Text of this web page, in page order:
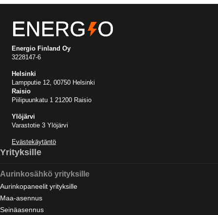
Energio Finland Oy
3228147-6
Helsinki
Lampputie 12, 00750 Helsinki
Raisio
Piilipuunkatu 1 21200 Raisio
Ylöjärvi
Varastotie 3 Ylöjärvi
Evästekäytäntö
Yrityksille
Aurinkosähkö yrityksille
Aurinkopaneelit yrityksille
Maa-asennus
Seinäasennus